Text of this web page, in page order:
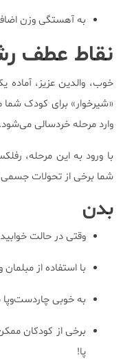
به آهستگی وزن
نقاط عطف
خوب، والدین عزیز،
«شیرخوار» برای کودک
وارد مرحله خردسالی می‌شود.
با ورود به این مرحله،
شما برخی از تحولات جسمی
بدن
وقتی در حالت
با استفاده از
به خوبی چاردست‌وپا
برخی از کودکان
پا!